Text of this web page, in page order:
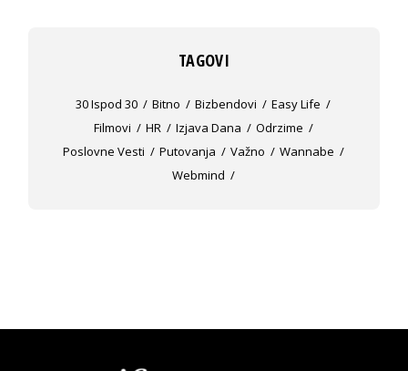
TAGOVI
30 Ispod 30 Bitno Bizbendovi
Easy Life
Filmovi
HR Izjava Dana
Odrzime
Poslovne Vesti
Putovanja Važno
Wannabe
Webmind